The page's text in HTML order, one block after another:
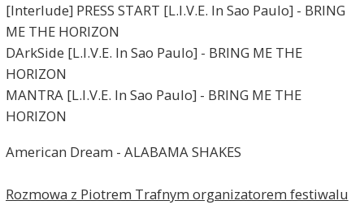
[Interlude] PRESS START [L.I.V.E. In Sao Paulo] - BRING
ME THE HORIZON
DArkSide [L.I.V.E. In Sao Paulo] - BRING ME THE
HORIZON
MANTRA [L.I.V.E. In Sao Paulo] - BRING ME THE
HORIZON
American Dream - ALABAMA SHAKES
Rozmowa z Piotrem Trafnym organizatorem festiwalu